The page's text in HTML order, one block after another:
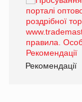
Рекомендації